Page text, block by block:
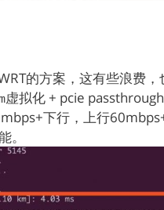
的方案，这有些浪费
虚拟化 + pcie
下行，上行
。